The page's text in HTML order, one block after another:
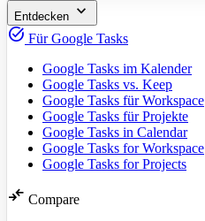
Entdecken expand_more
task_alt Für Google Tasks
Google Tasks im Kalender
Google Tasks vs. Keep
Google Tasks für Workspace
Google Tasks für Projekte
Google Tasks in Calendar
Google Tasks for Workspace
Google Tasks for Projects
compare_arrows Compare